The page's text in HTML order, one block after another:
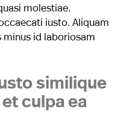
molestiae.
iusto. Aliquam
id laboriosam
similique
culpa ea